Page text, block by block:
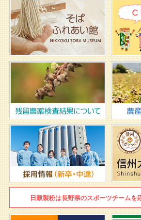
日穀製粉は長野県のスポーツチームを